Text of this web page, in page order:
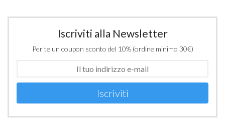
Iscriviti alla Newsletter
Per te un coupon sconto del 10% (ordine minimo 30€)
Iscriviti